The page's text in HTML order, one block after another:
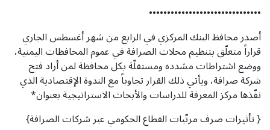
•••••••••••••••••••••••••••••••
أصدر محافظ البنك المركزي في الرابع من شهر أغسطس الجاري
قراراً متعلّق بتنظيم محلات الصرافة في عموم المحافظات اليمنية،
ووضع اشتراطات مشدده ومستقلّة بكل محافظة لمن أراد فتح
شركة صرافة، ويأتي ذلك القرار تجاوباً مع الندوة الإقتصادية الذي
نفّذها مركز المعرفة للدراسات والأبحاث الاستراتيجية بعنوان*
{ تأثيرات صرف مرتّبات القطاع الحكومي عبر شركات الصرافة}